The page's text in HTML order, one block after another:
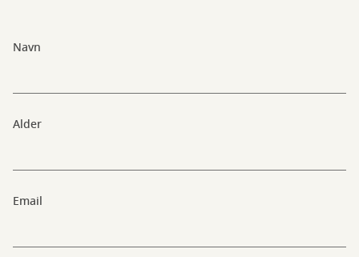
Navn
Alder
Email